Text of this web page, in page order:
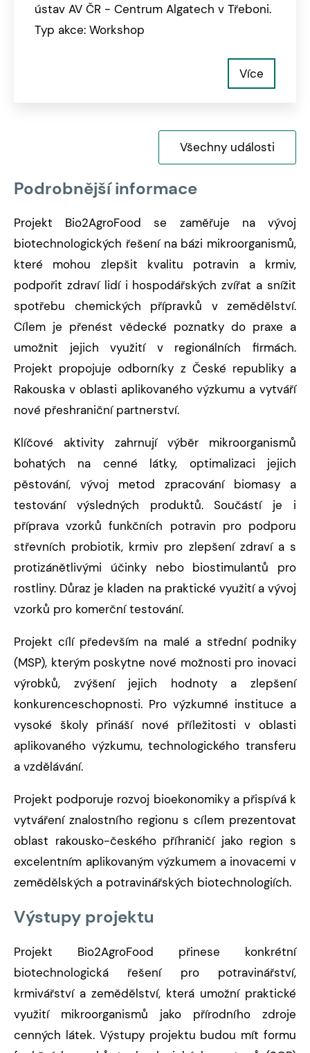
ústav AV ČR - Centrum Algatech v Třeboni.
Typ akce: Workshop
Více
Všechny události
Podrobnější informace
Projekt Bio2AgroFood se zaměřuje na vývoj
biotechnologických řešení na bázi mikroorganismů,
které mohou zlepšit kvalitu potravin a krmiv,
podpořit zdraví lidí i hospodářských zvířat a snížit
spotřebu chemických přípravků v zemědělství.
Cílem je přenést vědecké poznatky do praxe a
umožnit jejich využití v regionálních firmách.
Projekt propojuje odborníky z České republiky a
Rakouska v oblasti aplikovaného výzkumu a vytváří
nové přeshraniční partnerství.
Klíčové aktivity zahrnují výběr mikroorganismů
bohatých na cenné látky, optimalizaci jejich
pěstování, vývoj metod zpracování biomasy a
testování výsledných produktů. Součástí je i
příprava vzorků funkčních potravin pro podporu
střevních probiotik, krmiv pro zlepšení zdraví a s
protizánětlivými účinky nebo biostimulantů pro
rostliny. Důraz je kladen na praktické využití a vývoj
vzorků pro komerční testování.
Projekt cílí především na malé a střední podniky
(MSP), kterým poskytne nové možnosti pro inovaci
výrobků, zvýšení jejich hodnoty a zlepšení
konkurenceschopnosti. Pro výzkumné instituce a
vysoké školy přináší nové příležitosti v oblasti
aplikovaného výzkumu, technologického transferu
a vzdělávání.
Projekt podporuje rozvoj bioekonomiky a přispívá k
vytváření znalostního regionu s cílem prezentovat
oblast rakousko-českého příhraničí jako region s
excelentním aplikovaným výzkumem a inovacemi v
zemědělských a potravinářských biotechnologiích.
Výstupy projektu
Projekt Bio2AgroFood přinese konkrétní
biotechnologická řešení pro potravinářství,
krmivářství a zemědělství, která umožní praktické
využití mikroorganismů jako přírodního zdroje
cenných látek. Výstupy projektu budou mít formu